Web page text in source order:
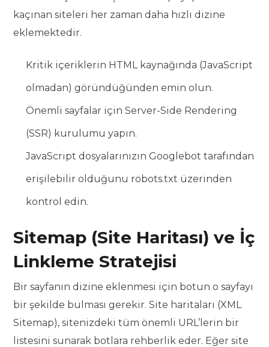
kaçınan siteleri her zaman daha hızlı dizine
eklemektedir.
Kritik içeriklerin HTML kaynağında (JavaScript
olmadan) göründüğünden emin olun.
Önemli sayfalar için Server-Side Rendering
(SSR) kurulumu yapın.
JavaScript dosyalarınızın Googlebot tarafından
erişilebilir olduğunu robots.txt üzerinden
kontrol edin.
Sitemap (Site Haritası) ve İç
Linkleme Stratejisi
Bir sayfanın dizine eklenmesi için botun o sayfayı
bir şekilde bulması gerekir. Site haritaları (XML
Sitemap), sitenizdeki tüm önemli URL’lerin bir
listesini sunarak botlara rehberlik eder. Eğer site